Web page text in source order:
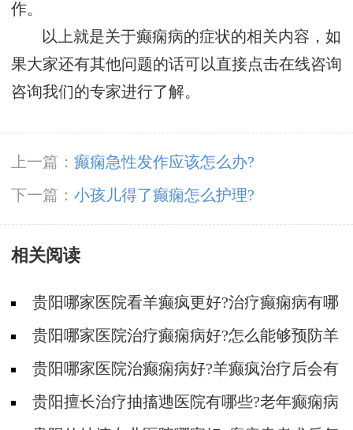
作。
以上就是关于癫痫病的症状的相关内容，如
果大家还有其他问题的话可以直接点击在线咨询
咨询我们的专家进行了解。
上一篇： 癫痫急性发作应该怎么办?
下一篇： 小孩儿得了癫痫怎么护理?
相关阅读
贵阳哪家医院看羊癫疯更好?治疗癫痫病有哪
些原则?
贵阳哪家医院治疗癫痫病好?怎么能够预防羊
癫疯?贵阳哪家医院治癫痫病好?羊癫疯治疗后会有
哪些后遗症?
贵阳擅长治疗抽搐逇医院有哪些?老年癫痫病